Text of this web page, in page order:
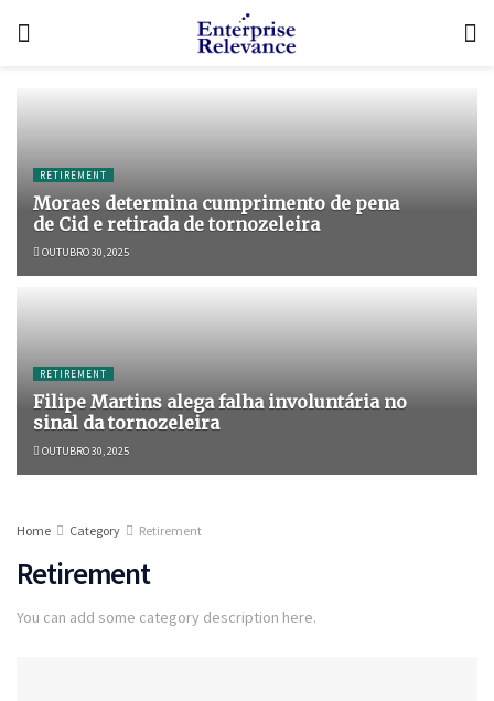
RETIREMENT
Moraes determina cumprimento de pena
de Cid e retirada de tornozeleira
OUTUBRO 30, 2025
RETIREMENT
Filipe Martins alega falha involuntária no
sinal da tornozeleira
OUTUBRO 30, 2025
Home Category Retirement
Retirement
You can add some category description here.